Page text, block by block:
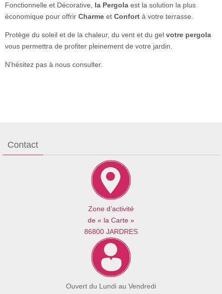
Fonctionnelle et Décorative, la Pergola est la solution la plus
économique pour offrir Charme et Confort à votre terrasse.
Protège du soleil et de la chaleur, du vent et du gel votre pergola
vous permettra de profiter pleinement de votre jardin.
N’hésitez pas à nous consulter.
Contact
Zone d’activité
de « la Carte »
86800 JARDRES
Ouvert du Lundi au Vendredi